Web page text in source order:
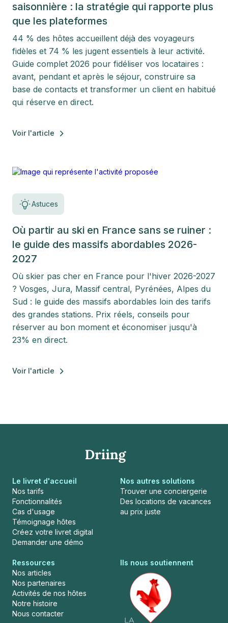
saisonnière : la stratégie qui rapporte plus
que les plateformes
44 % des hôtes accueillent déjà des voyageurs
fidèles et 74 % les jugent essentiels à leur activité.
Guide complet 2026 pour fidéliser vos locataires :
avant, pendant et après le séjour, construire sa
base de contacts et transformer un client en habitué
qui réserve en direct.
Voir l'article
Astuces
Où partir au ski en France sans se ruiner :
le guide des massifs abordables 2026-
2027
Où skier pas cher en France pour l'hiver 2026-2027
? Vosges, Jura, Massif central, Pyrénées, Alpes du
Sud : le guide des massifs abordables loin des tarifs
des grandes stations. Prix réels, conseils pour
réserver au bon moment et économiser jusqu'à
23% en direct.
Voir l'article
Le livret d'accueil
Nos tarifs
Fonctionnalités
Cas d'usage
Témoignage hôtes
Créez votre livret digital
Demander une démo
Nos autres solutions
Trouver une conciergerie
Des locations de vacances
au prix juste
Ressources
Nos articles
Nos partenaires
Activités de nos hôtes
Notre histoire
Nous contacter
Ils nous soutiennent